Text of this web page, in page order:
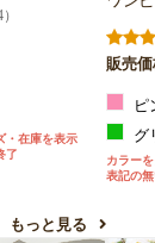
・在庫を表示
了
もっと見る
販売価
ピ
グ
カラー
表記の